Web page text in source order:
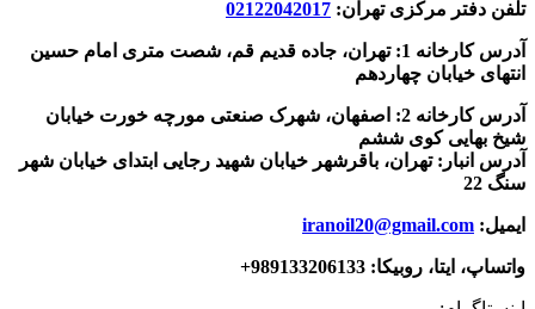
تلفن دفتر مرکزی تهران: 02122042017
آدرس کارخانه 1: تهران، جاده قدیم قم، شصت متری امام حسین
انتهای خیابان چهاردهم
آدرس کارخانه 2: اصفهان، شهرک صنعتی مورچه خورت خیابان
شیخ بهایی کوی ششم
آدرس انبار: تهران، باقرشهر خیابان شهید رجایی ابتدای خیابان شهر
سنگ 22
ایمیل: iranoil20@gmail.com
واتساپ، ایتا، روبیکا: 989133206133+